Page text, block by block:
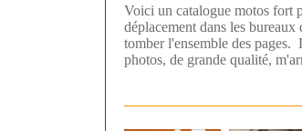
Voici un catalogue motos fort
déplacement dans les
tomber l'ensemble des pages.
photos, de grande qualité,